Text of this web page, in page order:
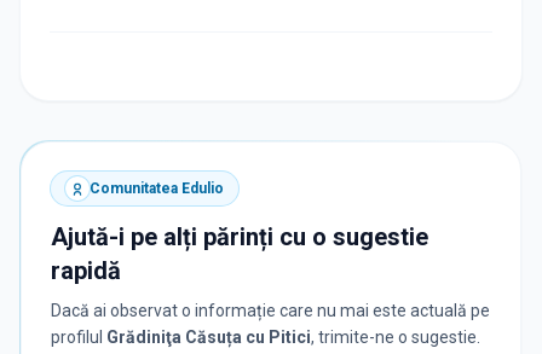
Comunitatea Edulio
Ajută-i pe alți părinți cu o sugestie
rapidă
Dacă ai observat o informație care nu mai este actuală pe
profilul Grădiniţa Căsuța cu Pitici, trimite-ne o sugestie.